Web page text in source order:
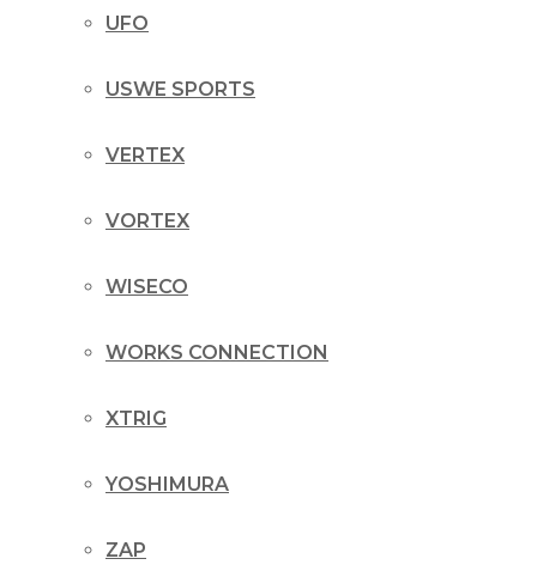
UFO
USWE SPORTS
VERTEX
VORTEX
WISECO
WORKS CONNECTION
XTRIG
YOSHIMURA
ZAP